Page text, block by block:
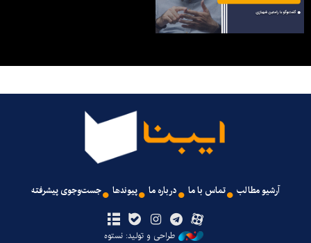
آرشیو مطالب تماس با ما درباره ما پیوندها جست‌وجوی پیشرفته
طراحی و تولید: نستوه